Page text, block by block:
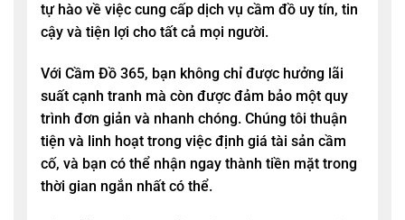
tự hào về việc cung cấp dịch vụ cầm đồ uy tín, tin
cậy và tiện lợi cho tất cả mọi người.
Với Cầm Đồ 365, bạn không chỉ được hưởng lãi
suất cạnh tranh mà còn được đảm bảo một quy
trình đơn giản và nhanh chóng. Chúng tôi thuận
tiện và linh hoạt trong việc định giá tài sản cầm
cố, và bạn có thể nhận ngay thành tiền mặt trong
thời gian ngắn nhất có thể.